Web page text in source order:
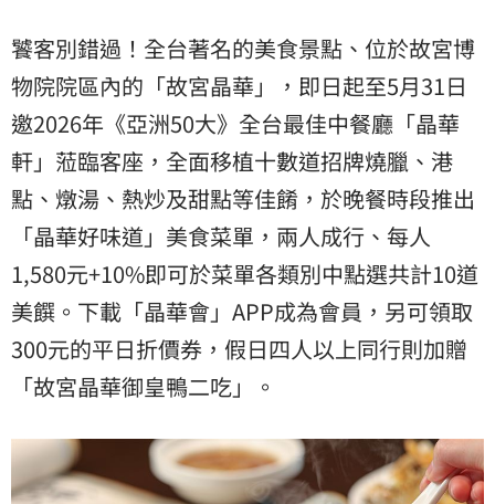
饕客別錯過！全台著名的美食景點、位於故宮博
物院院區內的「故宮晶華」，即日起至5月31日
邀2026年《亞洲50大》全台最佳中餐廳「晶華
軒」蒞臨客座，全面移植十數道招牌燒臘、港
點、燉湯、熱炒及甜點等佳餚，於晚餐時段推出
「晶華好味道」美食菜單，兩人成行、每人
1,580元+10%即可於菜單各類別中點選共計10道
美饌。下載「晶華會」APP成為會員，另可領取
300元的平日折價券，假日四人以上同行則加贈
「故宮晶華御皇鴨二吃」。